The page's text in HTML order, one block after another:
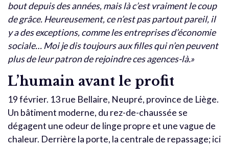
bout depuis des années, mais là c’est vraiment le coup
de grâce. Heureusement, ce n’est pas partout pareil, il
y a des exceptions, comme les entreprises d’économie
sociale… Moi je dis toujours aux filles qui n’en peuvent
plus de leur patron de rejoindre ces agences-là.»
L’humain avant le profit
19 février. 13 rue Bellaire, Neupré, province de Liège.
Un bâtiment moderne, du rez-de-chaussée se
dégagent une odeur de linge propre et une vague de
chaleur. Derrière la porte, la centrale de repassage; ici